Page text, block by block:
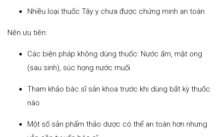
Nhiều loại thuốc Tây y chưa được chứng minh an toàn
Nên ưu tiên:
Các biện pháp không dùng thuốc: Nước ấm, mật ong
(sau sinh), súc họng nước muối
Tham khảo bác sĩ sản khoa trước khi dùng bất kỳ thuốc
nào
Một số sản phẩm thảo dược có thể an toàn hơn nhưng